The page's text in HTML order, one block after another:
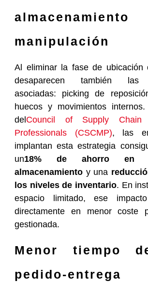
manipulación
Al eliminar la fase de ubicación
desaparecen también las
asociadas: picking de
huecos y movimientos
delCouncil of Supply Chain
Professionals (CSCMP), las
implantan esta estrategia
un18% de ahorro en
almacenamiento y una
los niveles de inventario. En
espacio limitado, ese
directamente en menor coste
gestionada.
Menor tiempo
pedido-